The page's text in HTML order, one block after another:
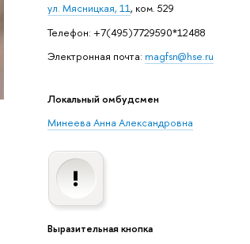
ул. Мясницкая, 11, ком. 529
Телефон: +7(495)7729590*12488
Электронная почта: magfsn@hse.ru
Локальный омбудсмен
Минеева Анна Александровна
Выразительная кнопка